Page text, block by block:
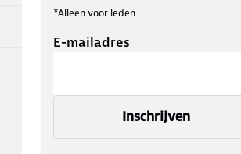
*Alleen voor leden
E-mailadres
Inschrijven